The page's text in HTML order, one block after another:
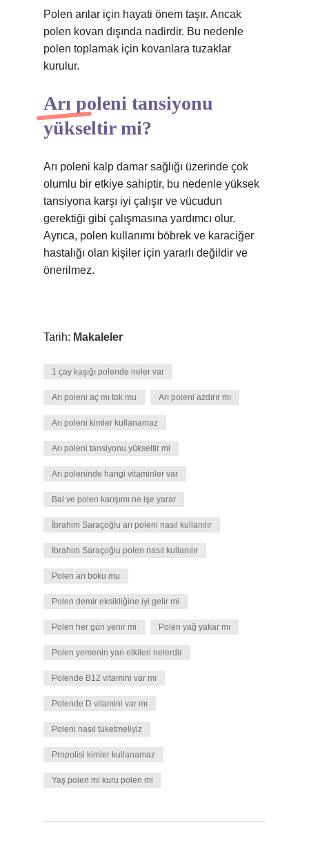
Polen arılar için hayati önem taşır. Ancak
polen kovan dışında nadirdir. Bu nedenle
polen toplamak için kovanlara tuzaklar
kurulur.
Arı poleni tansiyonu
yükseltir mi?
Arı poleni kalp damar sağlığı üzerinde çok
olumlu bir etkiye sahiptir, bu nedenle yüksek
tansiyona karşı iyi çalışır ve vücudun
gerektiği gibi çalışmasına yardımcı olur.
Ayrıca, polen kullanımı böbrek ve karaciğer
hastalığı olan kişiler için yararlı değildir ve
önerilmez.
Tarih: Makaleler
1 çay kaşığı polende neler var
Arı poleni aç mı tok mu Arı poleni azdırır mı
Arı poleni kimler kullanamaz
Arı poleni tansiyonu yükseltir mi
Arı poleninde hangi vitaminler var
Bal ve polen karışımı ne işe yarar
İbrahim Saraçoğlu arı poleni nasıl kullanılır
İbrahim Saraçoğlu polen nasıl kullanılır
Polen arı boku mu
Polen demir eksikliğine iyi gelir mi
Polen her gün yenir mi Polen yağ yakar mı
Polen yemenin yan etkileri nelerdir
Polende B12 vitamini var mı
Polende D vitamini var mı
Poleni nasıl tüketmeliyiz
Propolisi kimler kullanamaz
Yaş polen mi kuru polen mi